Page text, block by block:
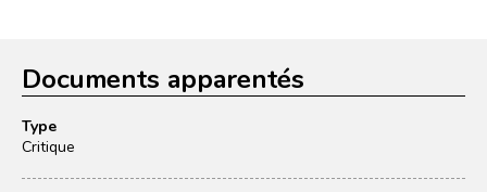
Documents apparentés
Type
Critique